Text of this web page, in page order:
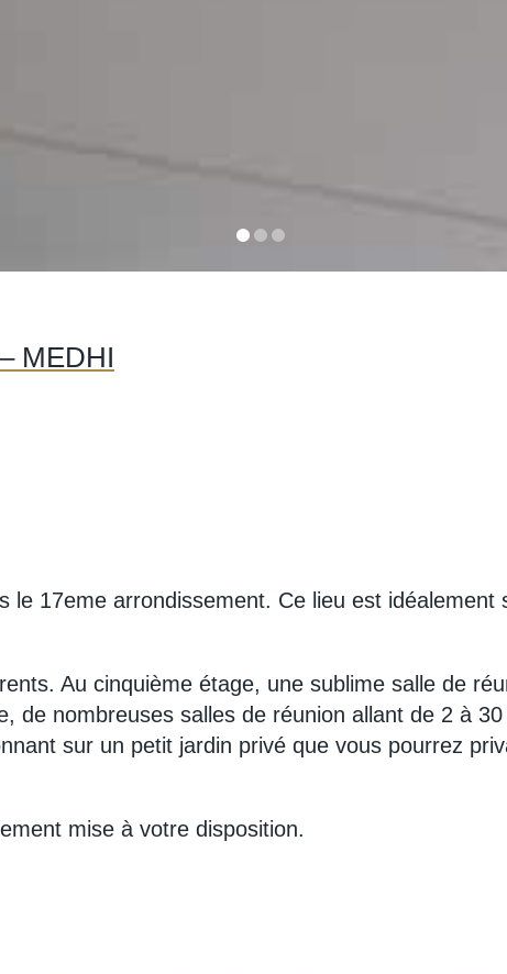
MEDHI
le 17eme arrondissement. Ce lieu est
Au cinquième étage, une sublime salle de
de nombreuses salles de réunion allant de 2 à
sur un petit jardin privé que vous pourrez
mise à votre disposition.